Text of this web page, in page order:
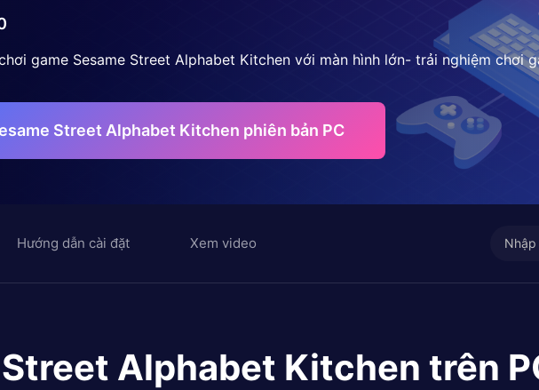
game Sesame Street Alphabet Kitchen với màn hình lớn- trải nghiệm chơi
Street Alphabet Kitchen phiên bản PC
Hướng dẫn cài đặt Xem video
Alphabet Kitchen trên